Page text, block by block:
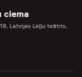
ciema
Latvijas Leļļu teātris,